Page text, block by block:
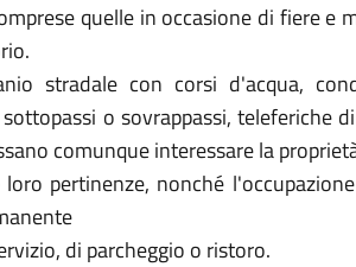
quelle in occasione di fiere e
stradale con corsi d'acqua,
o sovrappassi, teleferiche
comunque interessare la
pertinenze, nonché
di parcheggio o ristoro.